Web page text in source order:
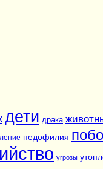
дети драка
педофилия
угрозы